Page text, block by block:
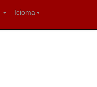
Idioma